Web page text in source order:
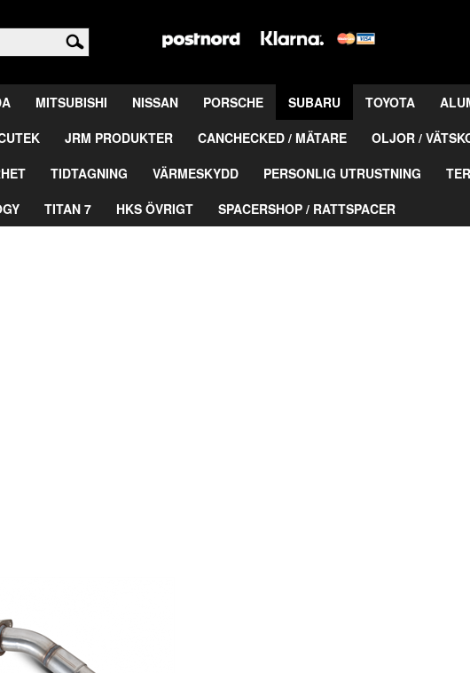
MITSUBISHI NISSAN PORSCHE SUBARU TOYOTA
JRM PRODUKTER CANCHECKED / MÄTARE OLJOR /
TIDTAGNING VÄRMESKYDD PERSONLIG UTRUSTNING
TITAN 7 HKS ÖVRIGT SPACERSHOP / RATTSPACER